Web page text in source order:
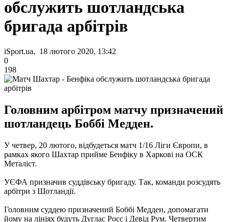
обслужить шотландська
бригада арбітрів
iSport.ua, 18 лютого 2020, 13:42
0
198
Головним арбітром матчу призначений
шотландець Боббі Медден.
У четвер, 20 лютого, відбудеться матч 1/16 Ліги Європи, в
рамках якого Шахтар прийме Бенфіку в Харкові на ОСК
Металіст.
УЄФА призначив суддівську бригаду. Так, команди розсудять
арбітри з Шотландії.
Головним суддею призначений Боббі Медден, допомагати
йому на лініях будуть Дуглас Росс і Девід Рум. Четвертим